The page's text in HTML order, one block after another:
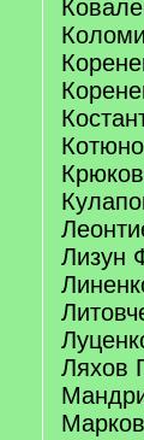
Лизун
Ляхов